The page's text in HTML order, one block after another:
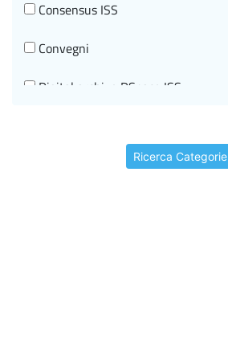
Consensus ISS
Convegni
Digital archive DSpace ISS
Editorial informationRicerca Categorie